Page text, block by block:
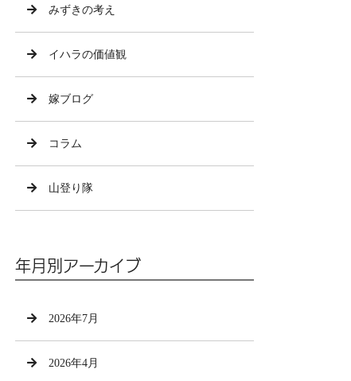
みずきの考え
イハラの価値観
嫁ブログ
コラム
山登り隊
年月別アーカイブ
2026年7月
2026年4月